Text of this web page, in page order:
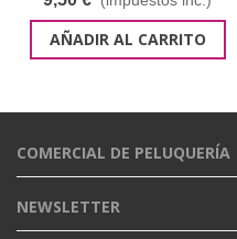
AÑADIR AL CARRITO
COMERCIAL DE PELUQUERÍA
NEWSLETTER